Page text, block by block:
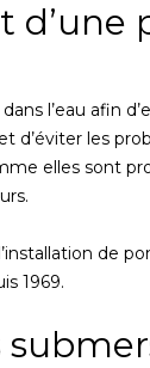
d’une
l’eau afin
d’éviter les
elles sont
de
1969.